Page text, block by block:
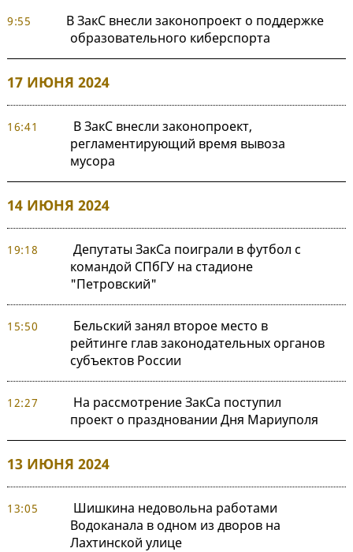
9:55
В ЗакС внесли законопроект о поддержке
образовательного киберспорта
17 ИЮНЯ 2024
16:41
В ЗакС внесли законопроект,
регламентирующий время вывоза
мусора
14 ИЮНЯ 2024
19:18
Депутаты ЗакСа поиграли в футбол с
командой СПбГУ на стадионе
"Петровский"
15:50
Бельский занял второе место в
рейтинге глав законодательных органов
субъектов России
12:27
На рассмотрение ЗакСа поступил
проект о праздновании Дня Мариуполя
13 ИЮНЯ 2024
13:05
Шишкина недовольна работами
Водоканала в одном из дворов на
Лахтинской улице